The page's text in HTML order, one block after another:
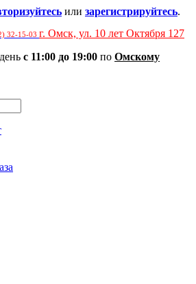
или зарегистрируйтесь.
32-15-03 г. Омск, ул. 10 лет Октября 127
с 11:00 до 19:00 по Омскому